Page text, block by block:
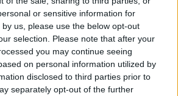
or sensitive information for
us, please use the below opt-out
selection. Please note that after your
you may continue seeing
on personal information utilized by
disclosed to third parties prior to
separately opt-out of the further
0 reacties